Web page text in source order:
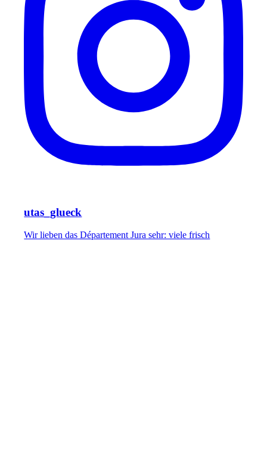
utas_glueck
Wir lieben das Département Jura sehr: viele frisch